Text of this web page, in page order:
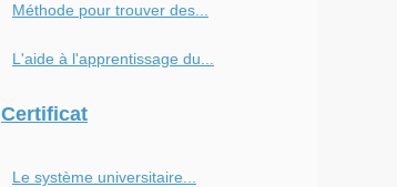
Méthode pour trouver des...
L'aide à l'apprentissage du...
Certificat
Le système universitaire...